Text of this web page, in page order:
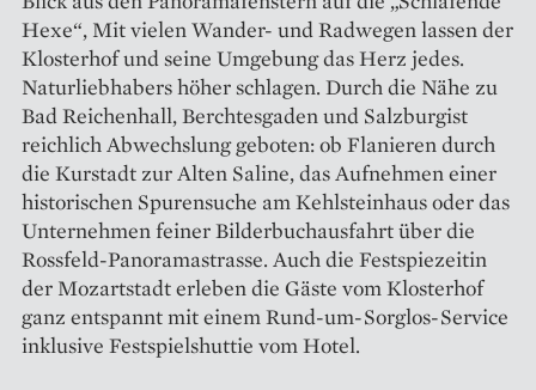
Hexe“, Mit vielen Wander- und Radwegen lassen der
Klosterhof und seine Umgebung das Herz jedes.
Naturliebhabers höher schlagen. Durch die Nähe zu
Bad Reichenhall, Berchtesgaden und Salzburgist
reichlich Abwechslung geboten: ob Flanieren durch
die Kurstadt zur Alten Saline, das Aufnehmen einer
historischen Spurensuche am Kehlsteinhaus oder das
Unternehmen feiner Bilderbuchausfahrt über die
Rossfeld-Panoramastrasse. Auch die Festspiezeitin
der Mozartstadt erleben die Gäste vom Klosterhof
ganz entspannt mit einem Rund-um-Sorglos-Service
inklusive Festspielshuttie vom Hotel.